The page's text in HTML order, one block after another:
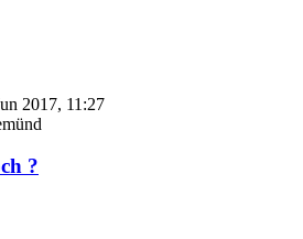
2017, 11:27
?